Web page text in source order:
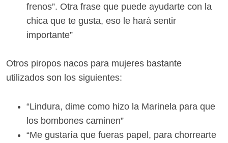
frenos”. Otra frase que puede ayudarte con la
chica que te gusta, eso le hará sentir
importante”
Otros piropos nacos para mujeres bastante
utilizados son los siguientes:
“Lindura, dime como hizo la Marinela para que
los bombones caminen”
“Me gustaría que fueras papel, para chorrearte